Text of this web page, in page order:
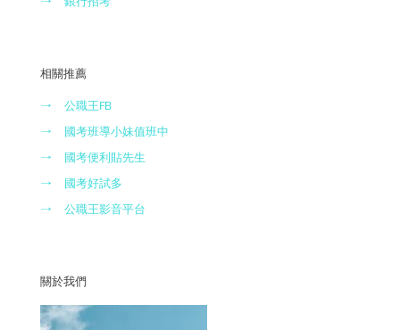
相關推薦
→
公職王FB
→
國考班導小妹值班中
→
國考便利貼先生
→
國考好試多
→
公職王影音平台
關於我們